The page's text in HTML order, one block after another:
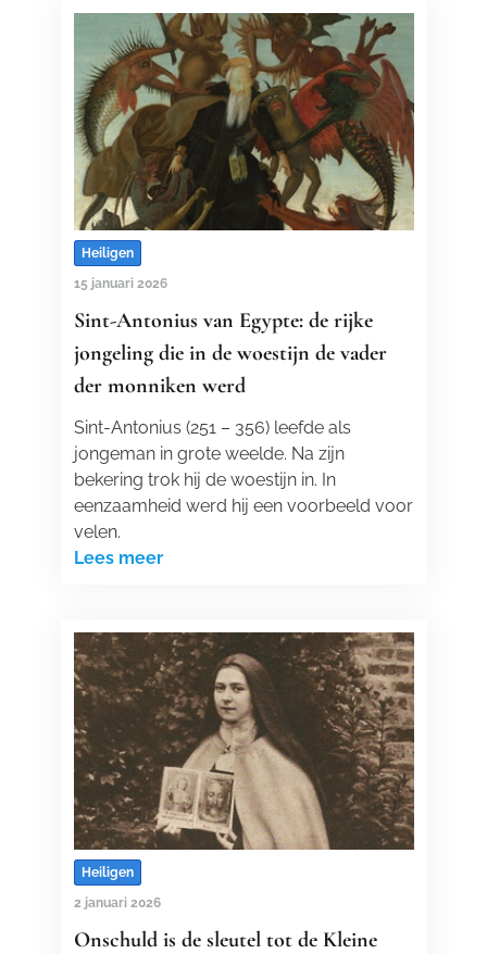
Heiligen
15 januari 2026
Sint-Antonius van Egypte: de rijke
jongeling die in de woestijn de vader
der monniken werd
Sint-Antonius (251 – 356) leefde als
jongeman in grote weelde. Na zijn
bekering trok hij de woestijn in. In
eenzaamheid werd hij een voorbeeld voor
velen.
Lees meer
Heiligen
2 januari 2026
Onschuld is de sleutel tot de Kleine